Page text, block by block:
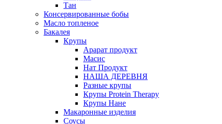
Тан
Консервированные бобы
Масло топленое
Бакалея
Крупы
Арарат продукт
Масис
Нат Продукт
НАША ДЕРЕВНЯ
Разные крупы
Крупы Protein Therapy
Крупы Нане
Макаронные изделия
Соусы